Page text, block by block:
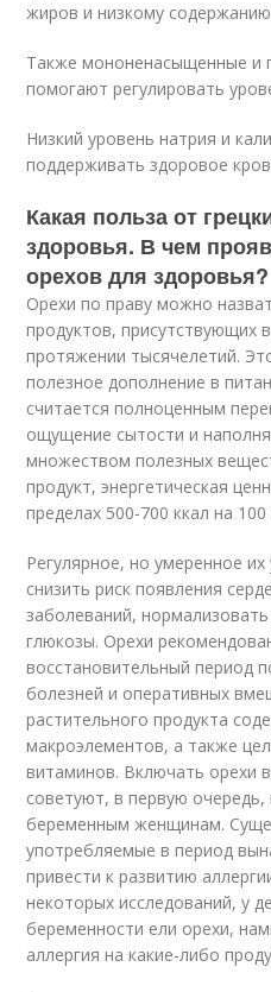
жиров и низкому
Также мононенасыщенные и
помогают регулировать
Низкий уровень натрия и
поддерживать здоровое
Какая польза от
здоровья. В чем
орехов для здоровья?
Орехи по праву можно
продуктов, присутствующих
протяжении тысячелетий.
полезное дополнение в
считается полноценным
ощущение сытости и
множеством полезных
продукт, энергетическая
пределах 500-700 ккал на 100
Регулярное, но умеренное
снизить риск появления
заболеваний,
глюкозы. Орехи
восстановительный период
болезней и оперативных
растительного продукта
макроэлементов, а также
витаминов. Включать орехи
советуют, в первую
беременным женщинам.
употребляемые в период
привести к развитию
некоторых исследований, у
беременности ели орехи,
аллергия на какие-либо